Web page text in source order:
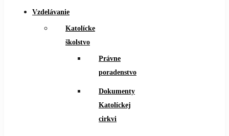
Vzdelávanie
Katolícke
školstvo
Právne
poradenstvo
Dokumenty
Katolíckej
cirkvi